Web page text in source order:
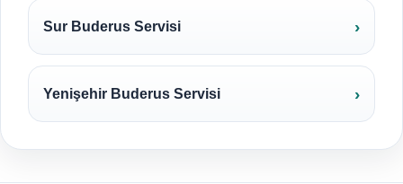
Sur Buderus Servisi
Yenişehir Buderus Servisi